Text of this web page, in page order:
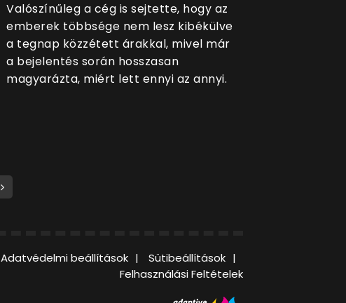
Valószínűleg a cég is sejtette, hogy az
emberek többsége nem lesz kibékülve
a tegnap közzétett árakkal, mivel már
a bejelentés során hosszasan
magyarázta, miért lett ennyi az annyi.
Adatvédelmi beállítások
Sütibeállítások
Felhasználási Feltételek